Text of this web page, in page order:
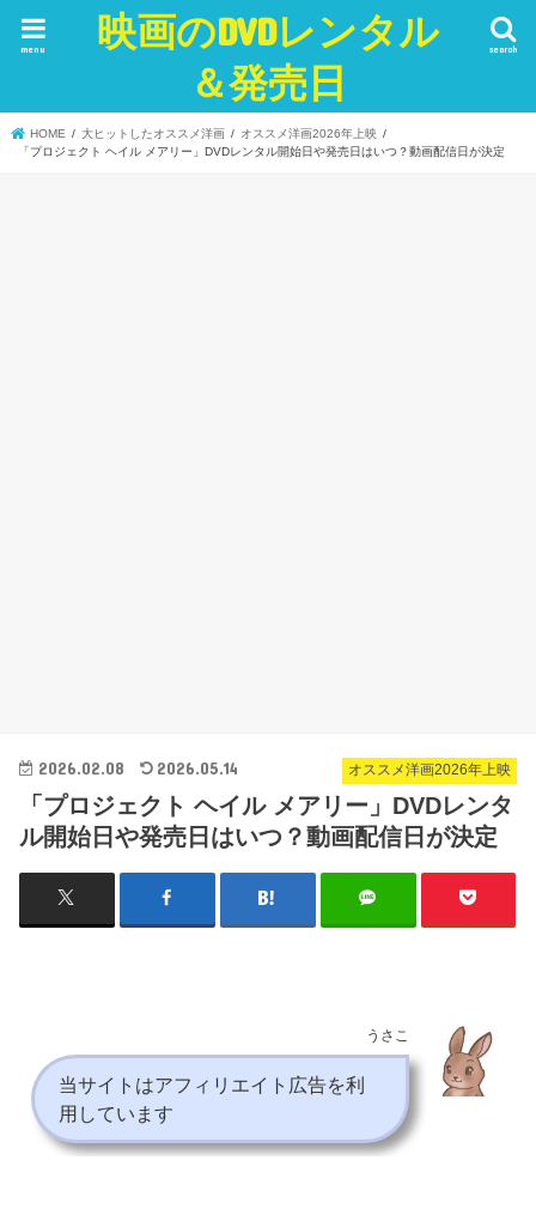
映画のDVDレンタル
＆発売日
search
menu
HOME 大ヒットしたオススメ洋画
オススメ洋画2026年上映
「プロジェクト ヘイル メアリー」DVDレンタル開始日や発売日はいつ？動画配信日が決定
オススメ洋画2026年上映
2026.02.08 2026.05.14
「プロジェクト ヘイル メアリー」DVDレンタ
ル開始日や発売日はいつ？動画配信日が決定
うさこ
当サイトはアフィリエイト広告を利
用しています